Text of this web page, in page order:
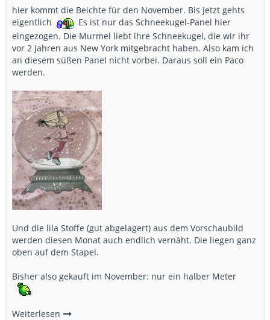
hier kommt die Beichte für den November. Bis jetzt gehts
eigentlich
Es ist nur das Schneekugel-Panel hier
eingezogen. Die Murmel liebt ihre Schneekugel, die wir ihr
vor 2 Jahren aus New York mitgebracht haben. Also kam ich
an diesem süßen Panel nicht vorbei. Daraus soll ein Paco
werden.
Und die lila Stoffe (gut abgelagert) aus dem Vorschaubild
werden diesen Monat auch endlich vernäht. Die liegen ganz
oben auf dem Stapel.
Bisher also gekauft im November: nur ein halber Meter
Weiterlesen